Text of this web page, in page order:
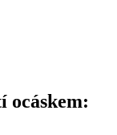
ocáskem: